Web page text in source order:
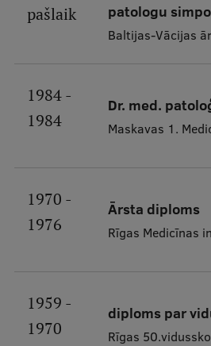
Stratēģija
Identitāte
Muzeji un ekspozīcijas
Ģerbonis
Virtuālā tūre
pašlaik
patologu
Baltijas-Vācijas
1984 -
1984
Dr. med.
Maskavas 1.
1970 -
1976
Ārsta diploms
Rīgas Medicīnas
1959 -
1970
diploms par
Rīgas